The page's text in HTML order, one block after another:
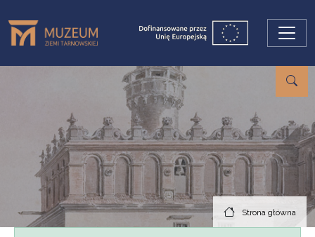
Strona główna